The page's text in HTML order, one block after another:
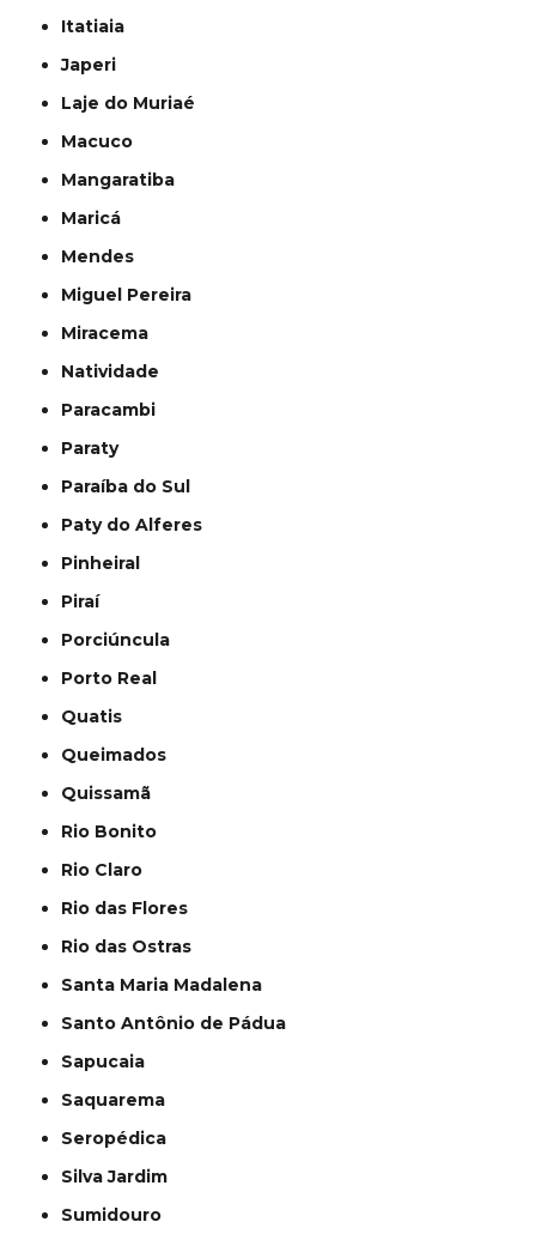
Itatiaia
Japeri
Laje do Muriaé
Macuco
Mangaratiba
Maricá
Mendes
Miguel Pereira
Miracema
Natividade
Paracambi
Paraty
Paraíba do Sul
Paty do Alferes
Pinheiral
Piraí
Porciúncula
Porto Real
Quatis
Queimados
Quissamã
Rio Bonito
Rio Claro
Rio das Flores
Rio das Ostras
Santa Maria Madalena
Santo Antônio de Pádua
Sapucaia
Saquarema
Seropédica
Silva Jardim
Sumidouro